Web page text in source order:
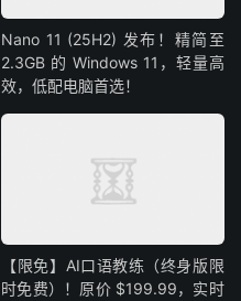
Nano 11 (25H2) 发布！精简至
2.3GB 的 Windows 11，轻量高
效，低配电脑首选！
【限免】AI口语教练（终身版限
时免费）！原价 $199.99，实时